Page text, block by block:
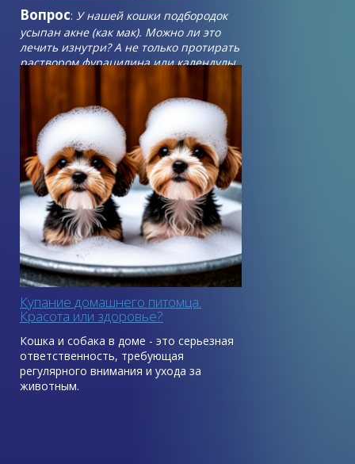
Вопрос: У нашей кошки подбородок
усыпан акне (как мак). Можно ли это
лечить изнутри? А не только протирать
раствором фурацилина или календулы.
Эта процедура доставляет кошке
огромный стресс. Беспокоит то, что она
иногда чешет подбородок задней лапкой
и может содрать кожу. Кошке 3,5 года.
Крупная и очень сильная, вычищать
получается с трудом.
Мари Вершинина
Отвечает ветеринар,
дерматолог и аллерголог Ольга
Чечора
Купание домашнего питомца.
Красота или здоровье?
Кошка и собака в доме - это серьезная
ответственность, требующая
регулярного внимания и ухода за
животным.